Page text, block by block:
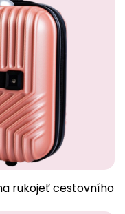
rukojeť cestovního